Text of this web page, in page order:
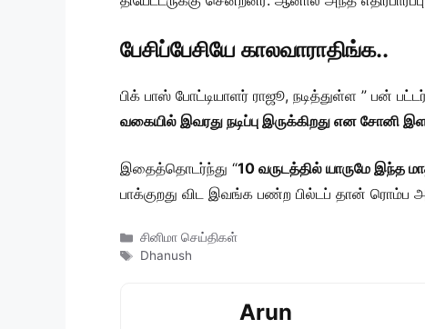
பேசிப்பேசியே காலவாராதிங்க..
பிக் பாஸ் போட்டியாளர் ராஜூ, நடித்துள்ள ” பன்
வகையில் இவரது நடிப்பு இருக்கிறது என சோனி
இதைத்தொடர்ந்து “10 வருடத்தில் யாருமே இந்த
பாக்குறது விட இவங்க பண்ற பில்டப் தான் ரொம்ப
Categories
சினிமா செய்திகள்
Tags
Dhanush
Arun